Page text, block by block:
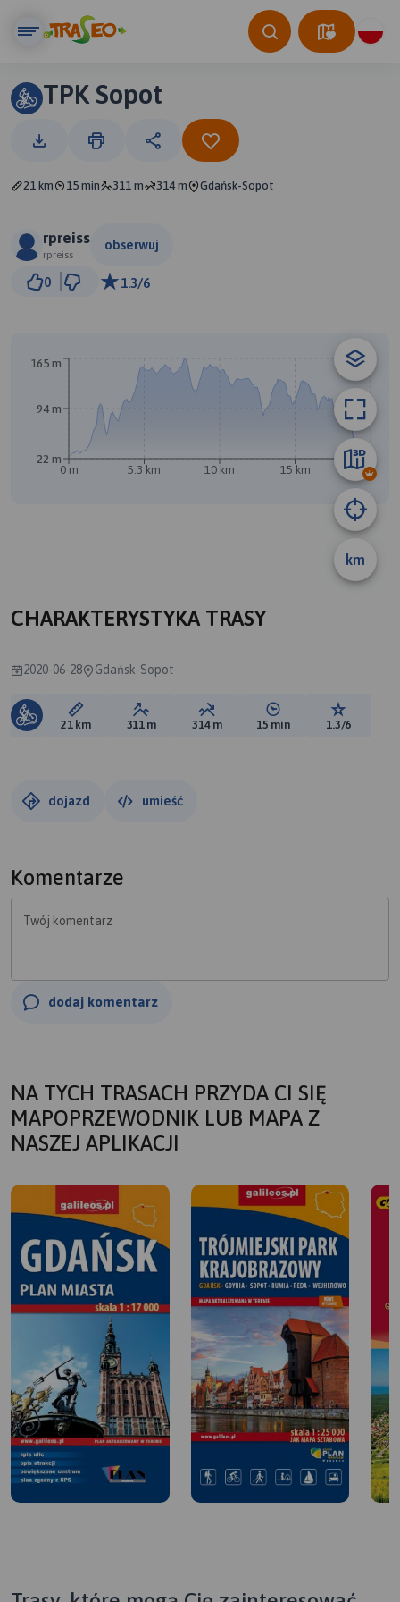
TPK Sopot
21 km 15 min 311 m 314 m Gdańsk-Sopot
rpreiss
rpreiss
obserwuj
0 1.3/6
km
0 m 5.3 km 10 km 15 km 21 km
22 m
94 m
165 m
CHARAKTERYSTYKA TRASY
2020-06-28 Gdańsk-Sopot
Długość trasy:
21 km Suma przewyższeń:
311 m Suma spadków:
314 m Średni czas potrzebny
15 min Ocena
1.3/6
dojazd umieść
Komentarze
Twój komentarz
dodaj komentarz
NA TYCH TRASACH PRZYDA CI SIĘ
MAPOPRZEWODNIK LUB MAPA Z
NASZEJ APLIKACJI